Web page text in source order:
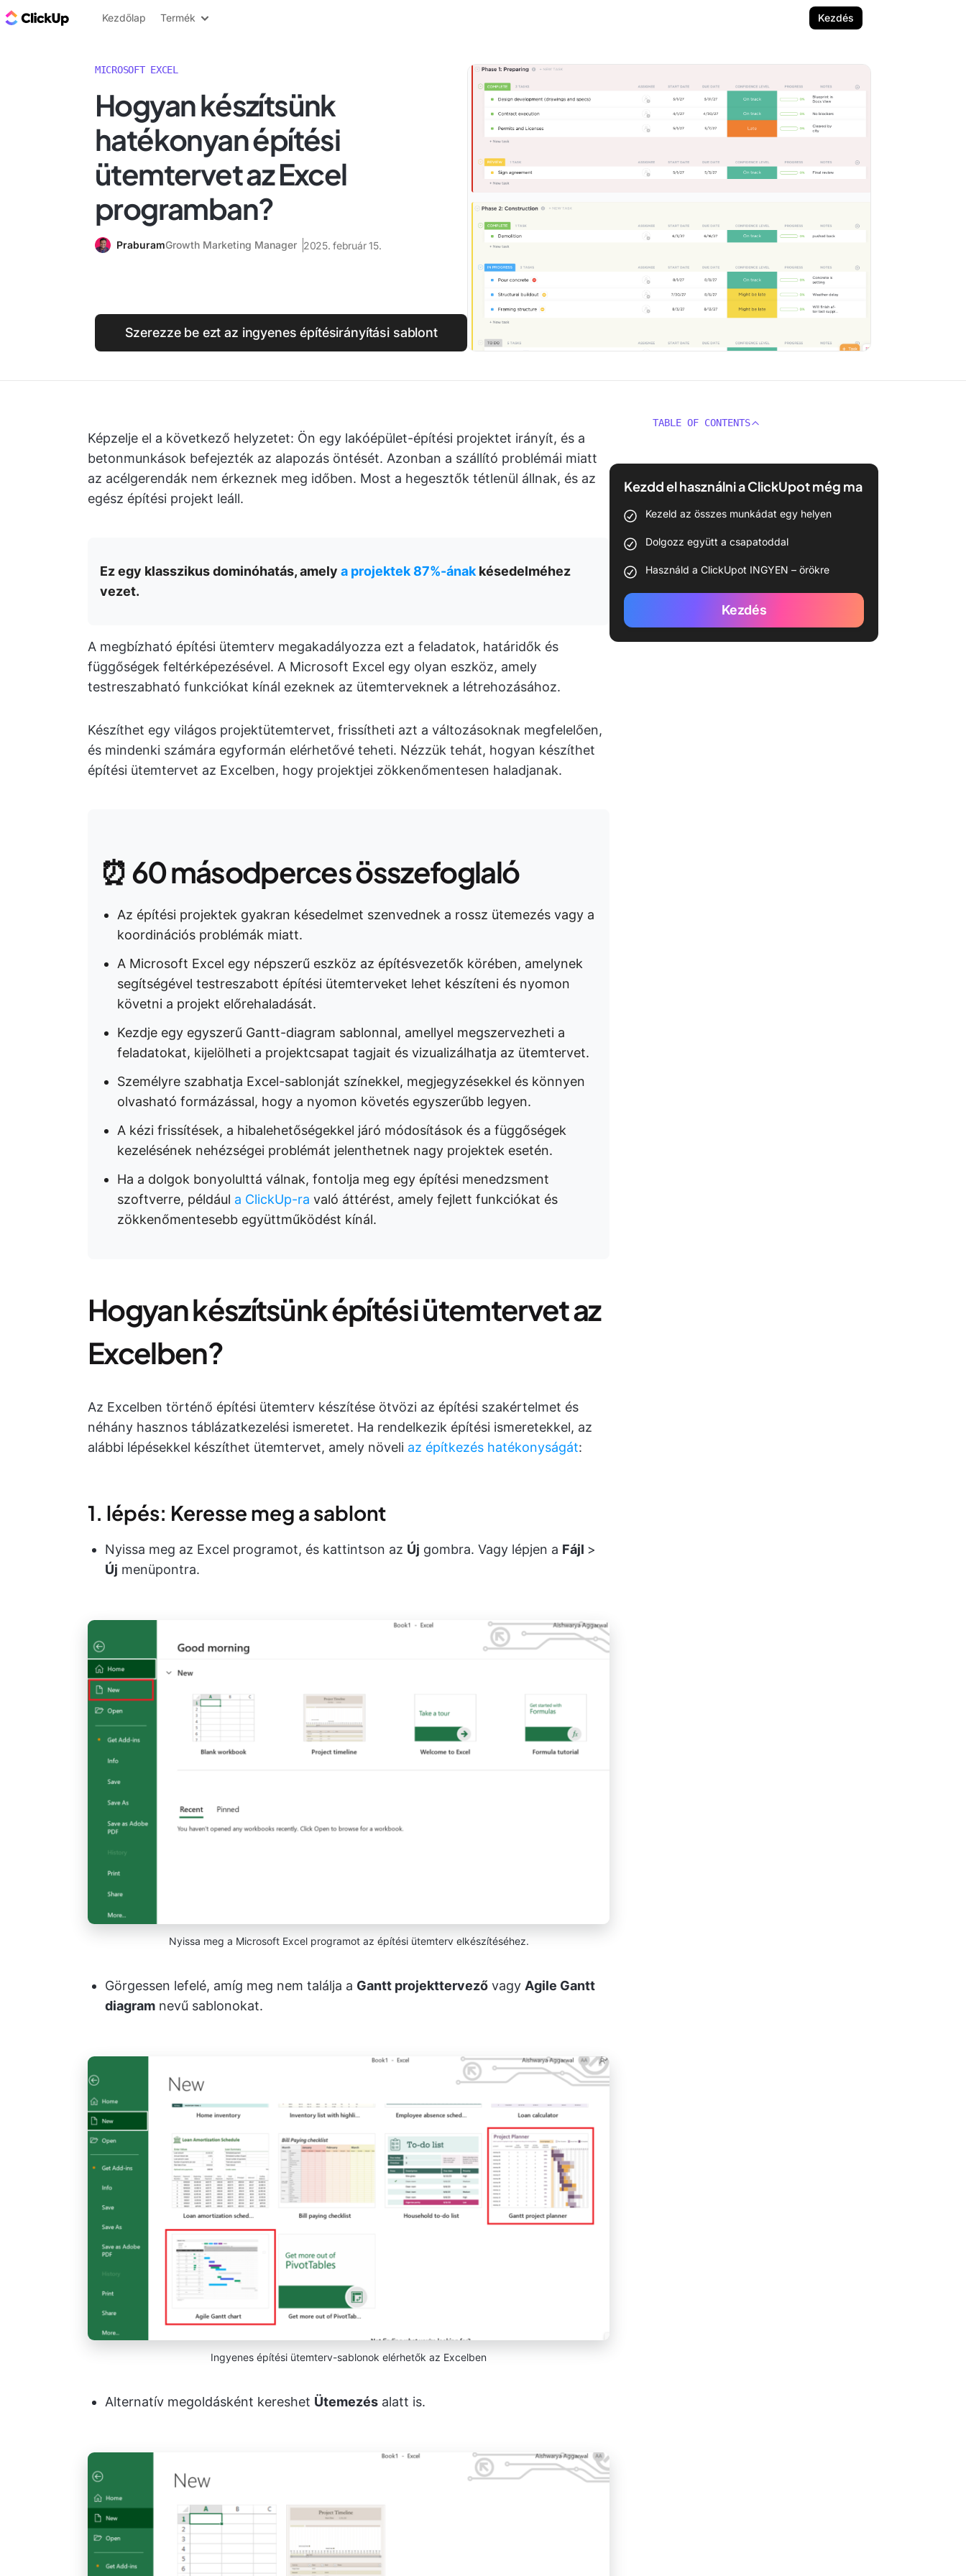
ClickUp blog
Kezdőlap Termék Kezdés
MICROSOFT EXCEL
Hogyan készítsünk
hatékonyan építési
ütemtervet az Excel
programban?
PraburamGrowth Marketing Manager 2025. február 15.
Szerezze be ezt az ingyenes építésirányítási sablont
Képzelje el a következő helyzetet: Ön egy lakóépület-építési projektet irányít, és a
betonmunkások befejezték az alapozás öntését. Azonban a szállító problémái miatt
az acélgerendák nem érkeznek meg időben. Most a hegesztők tétlenül állnak, és az
egész építési projekt leáll.
Ez egy klasszikus dominóhatás, amely a projektek 87%-ának késedelméhez
vezet.
A megbízható építési ütemterv megakadályozza ezt a feladatok, határidők és
függőségek feltérképezésével. A Microsoft Excel egy olyan eszköz, amely
testreszabható funkciókat kínál ezeknek az ütemterveknek a létrehozásához.
Készíthet egy világos projektütemtervet, frissítheti azt a változásoknak megfelelően,
és mindenki számára egyformán elérhetővé teheti. Nézzük tehát, hogyan készíthet
építési ütemtervet az Excelben, hogy projektjei zökkenőmentesen haladjanak.
⏰ 60 másodperces összefoglaló
Az építési projektek gyakran késedelmet szenvednek a rossz ütemezés vagy a
koordinációs problémák miatt.
A Microsoft Excel egy népszerű eszköz az építésvezetők körében, amelynek
segítségével testreszabott építési ütemterveket lehet készíteni és nyomon
követni a projekt előrehaladását.
Kezdje egy egyszerű Gantt-diagram sablonnal, amellyel megszervezheti a
feladatokat, kijelölheti a projektcsapat tagjait és vizualizálhatja az ütemtervet.
Személyre szabhatja Excel-sablonját színekkel, megjegyzésekkel és könnyen
olvasható formázással, hogy a nyomon követés egyszerűbb legyen.
A kézi frissítések, a hibalehetőségekkel járó módosítások és a függőségek
kezelésének nehézségei problémát jelenthetnek nagy projektek esetén.
Ha a dolgok bonyolulttá válnak, fontolja meg egy építési menedzsment
szoftverre, például a ClickUp-ra való áttérést, amely fejlett funkciókat és
zökkenőmentesebb együttműködést kínál.
Hogyan készítsünk építési ütemtervet az
Excelben?
Az Excelben történő építési ütemterv készítése ötvözi az építési szakértelmet és
néhány hasznos táblázatkezelési ismeretet. Ha rendelkezik építési ismeretekkel, az
alábbi lépésekkel készíthet ütemtervet, amely növeli az építkezés hatékonyságát:
1. lépés: Keresse meg a sablont
Nyissa meg az Excel programot, és kattintson az Új gombra. Vagy lépjen a Fájl >
Új menüpontra.
Nyissa meg a Microsoft Excel programot az építési ütemterv elkészítéséhez.
Görgessen lefelé, amíg meg nem találja a Gantt projekttervező vagy Agile Gantt
diagram nevű sablonokat.
Ingyenes építési ütemterv-sablonok elérhetők az Excelben
Alternatív megoldásként kereshet Ütemezés alatt is.
TABLE OF CONTENTS
Kezdd el használni a ClickUpot még ma
Kezeld az összes munkádat egy helyen
Dolgozz együtt a csapatoddal
Használd a ClickUpot INGYEN – örökre
Kezdés